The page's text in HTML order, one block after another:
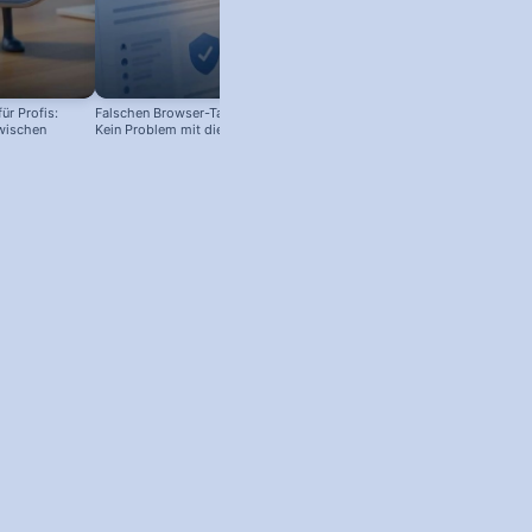
Profis:
Falschen Browser-Tab geschlossen?
Kein Problem mit diesem Shortcut!